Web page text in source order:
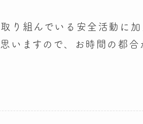
り組んでいる安全活動に
いますので、お時間の都